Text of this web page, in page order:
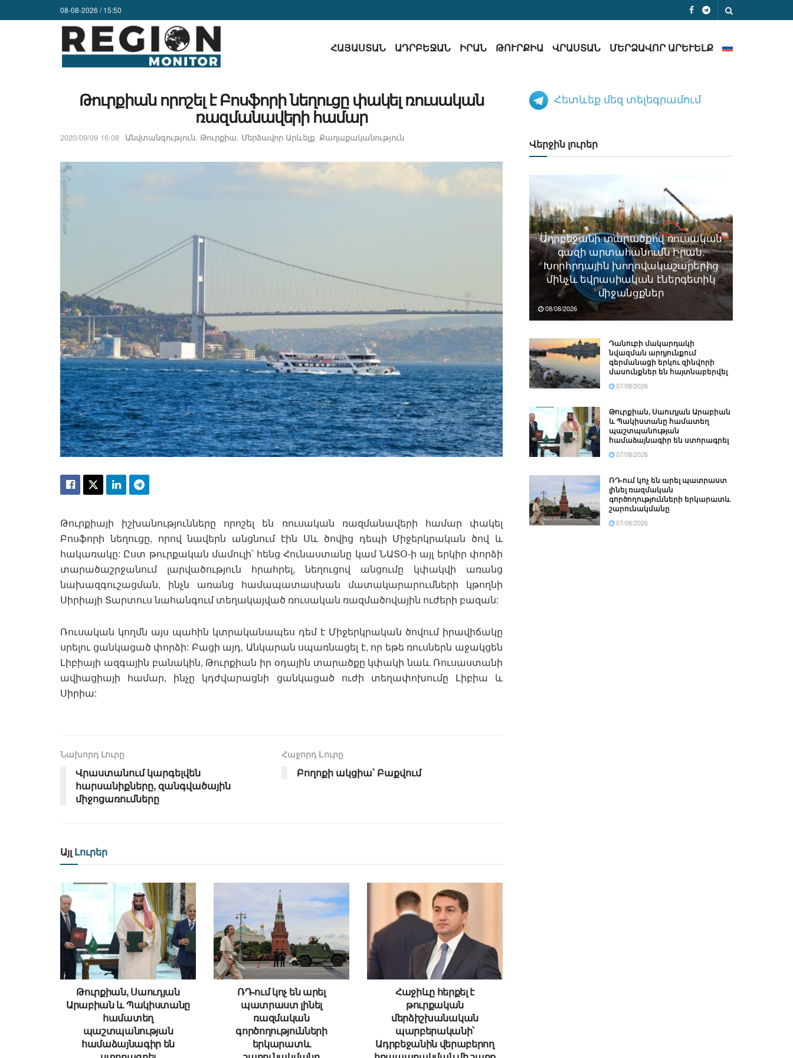
08-08-2026 / 15:50
ՀԱՅԱՍՏԱՆ ԱԴՐԲԵՋԱՆ ԻՐԱՆ ԹՈՒՐՔԻԱ ՎՐԱՍՏԱՆ ՄԵՐՁԱՎՈՐ ԱՐԵՒԵԼՔ
Թուրքիան որոշել է Բոսֆորի նեղուցը փակել ռուսական
ռազմանավերի համար
2020/09/09 16:08 Անվտանգություն, Թուրքիա, Մերձավոր Արևելք, Քաղաքականություն
Թուրքիայի իշխանությունները որոշել են ռուսական ռազմանավերի համար փակել
Բոսֆորի նեղուցը, որով նավերն անցնում էին Սև ծովից դեպի Միջերկրական ծով և
հակառակը: Ըստ թուրքական մամուլի՝ հենց Հունաստանը կամ ՆԱՏՕ-ի այլ երկիր փորձի
տարածաշրջանում լարվածություն հրահրել, նեղուցով անցումը կփակվի առանց
նախազգուշացման, ինչն առանց համապատասխան մատակարարումների կթողնի
Սիրիայի Տարտուս նահանգում տեղակայված ռուսական ռազմածովային ուժերի բազան:
Ռուսական կողմն այս պահին կտրականապես դեմ է Միջերկրական ծովում իրավիճակը
սրելու ցանկացած փորձի: Բացի այդ, Անկարան սպառնացել է, որ եթե ռուսներն աջակցեն
Լիբիայի ազգային բանակին, Թուրքիան իր օդային տարածքը կփակի նաև Ռուսաստանի
ավիացիայի համար, ինչը կդժվարացնի ցանկացած ուժի տեղափոխումը Լիբիա և
Սիրիա:
Նախորդ Լուրը
Վրաստանում կարգելվեն
հարսանիքները, զանգվածային
միջոցառումները
Հաջորդ Lուրը
Բողոքի ակցիա՝ Բաքվում
Այլ Լուրեր
Թուրքիան, Սաուդյան
Արաբիան և Պակիստանը
համատեղ
պաշտպանության
համաձայնագիր են
ՌԴ-ում կոչ են արել
պատրաստ լինել
ռազմական
գործողությունների
երկարատև
Հաջիևը հերքել է
թուրքական
մերձիշխանական
պարբերականի՝
Ադրբեջանին վերաբերող
Հետևեք մեզ տելեգրամում
Վերջին լուրեր
Ադրբեջանի տարածքով ռուսական
գազի արտահանումն Իրան.
Խորհրդային խողովակաշարերից
մինչև եվրասիական էներգետիկ
միջանցքներ
08/08/2026
Դանուբի մակարդակի
նվազման արդյունքում
գերմանացի երկու զինվորի
մասունքներ են հայտնաբերվել
07/08/2026
Թուրքիան, Սաուդյան Արաբիան
և Պակիստանը համատեղ
պաշտպանության
համաձայնագիր են ստորագրել
07/08/2026
ՌԴ-ում կոչ են արել պատրաստ
լինել ռազմական
գործողությունների երկարատև
շարունակմանը
07/08/2026